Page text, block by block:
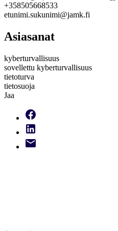
+358505668533
etunimi.sukunimi@jamk.fi
Asiasanat
kyberturvallisuus
sovellettu kyberturvallisuus
tietoturva
tietosuoja
Jaa